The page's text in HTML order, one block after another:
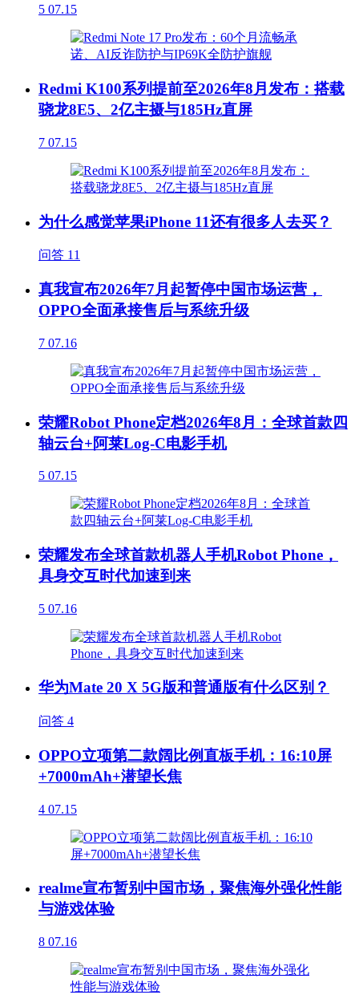
5 07.15
Redmi K100系列提前至2026年8月发布：搭载
骁龙8E5、2亿主摄与185Hz直屏
7 07.15
为什么感觉苹果iPhone 11还有很多人去买？
问答 11
真我宣布2026年7月起暂停中国市场运营，
OPPO全面承接售后与系统升级
7 07.16
荣耀Robot Phone定档2026年8月：全球首款四
轴云台+阿莱Log-C电影手机
5 07.15
荣耀发布全球首款机器人手机Robot Phone，
具身交互时代加速到来
5 07.16
华为Mate 20 X 5G版和普通版有什么区别？
问答 4
OPPO立项第二款阔比例直板手机：16:10屏
+7000mAh+潜望长焦
4 07.15
realme宣布暂别中国市场，聚焦海外强化性能
与游戏体验
8 07.16